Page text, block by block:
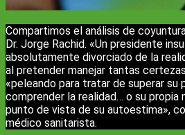
Compartimos el análisis de
Dr. Jorge Rachid. «Un presidente
absolutamente divorciado de la
al pretender manejar tantas
«peleando para tratar de superar su
comprender la realidad… o su propia
punto de vista de su autoestima»,
médico sanitarista.